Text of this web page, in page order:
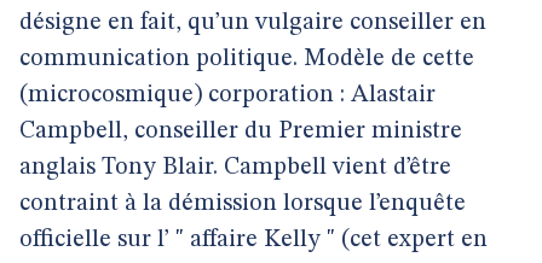
désigne en fait, qu’un vulgaire conseiller en
communication politique. Modèle de cette
(microcosmique) corporation : Alastair
Campbell, conseiller du Premier ministre
anglais Tony Blair. Campbell vient d’être
contraint à la démission lorsque l’enquête
officielle sur l’ " affaire Kelly " (cet expert en